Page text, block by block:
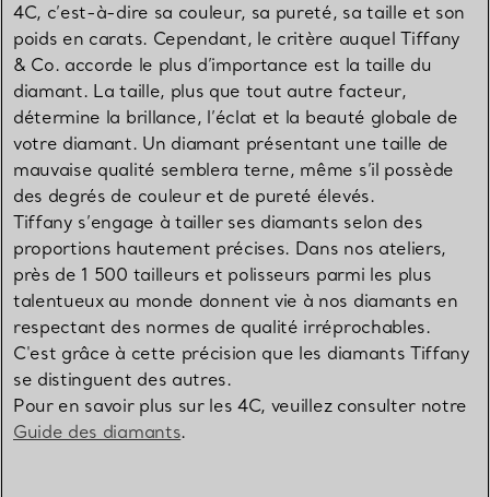
4C, c’est-à-dire sa couleur, sa pureté, sa taille et son
poids en carats. Cependant, le critère auquel Tiffany
& Co. accorde le plus d’importance est la taille du
diamant. La taille, plus que tout autre facteur,
détermine la brillance, l’éclat et la beauté globale de
votre diamant. Un diamant présentant une taille de
mauvaise qualité semblera terne, même s’il possède
des degrés de couleur et de pureté élevés.
Tiffany s’engage à tailler ses diamants selon des
proportions hautement précises. Dans nos ateliers,
près de 1 500 tailleurs et polisseurs parmi les plus
talentueux au monde donnent vie à nos diamants en
respectant des normes de qualité irréprochables.
C'est grâce à cette précision que les diamants Tiffany
se distinguent des autres.
Pour en savoir plus sur les 4C, veuillez consulter notre
Guide des diamants.